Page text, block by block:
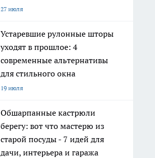
27 июля
Устаревшие рулонные шторы
уходят в прошлое: 4
современные альтернативы
для стильного окна
19 июля
Обшарпанные кастрюли
берегу: вот что мастерю из
старой посуды - 7 идей для
дачи, интерьера и гаража